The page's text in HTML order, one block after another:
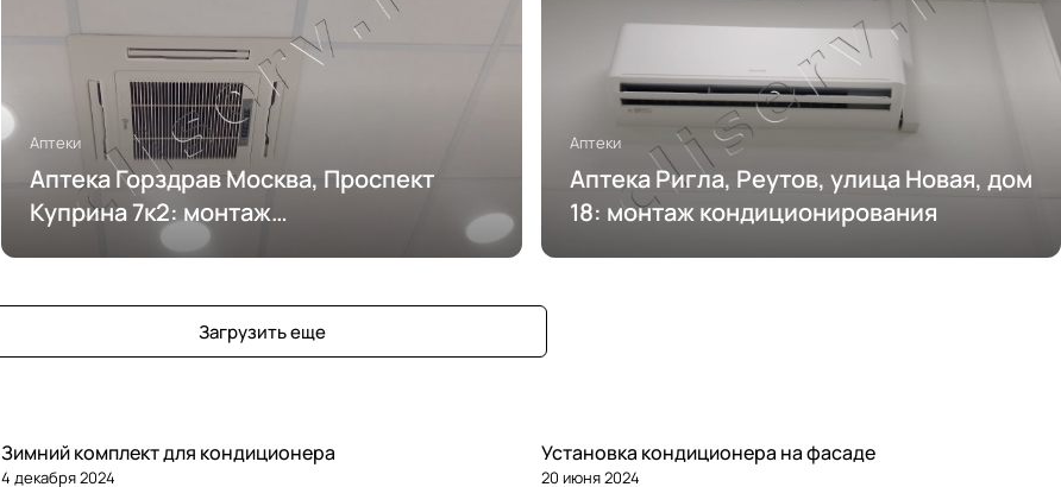
Аптеки
Аптека Горздрав Москва, Проспект
Куприна 7к2: монтаж
кондиционирования
Аптеки
Аптека Ригла, Реутов, улица Новая, дом
18: монтаж кондиционирования
Загрузить еще
Зимний комплект для кондиционера
4 декабря 2024
Установка кондиционера на фасаде
20 июня 2024